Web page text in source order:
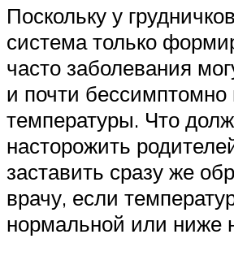
Поскольку у
система только
часто заболевания
и почти бессимптомно
температуры. Что
насторожить
заставить сразу же
врачу, если
нормальной или ниже